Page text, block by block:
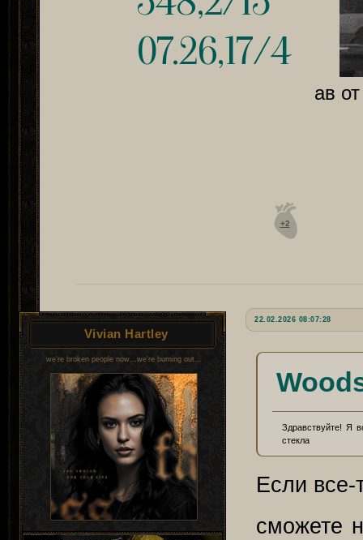
07.26,17/4
ав
+2
22.02.2026 08:07:28
Vivian Hartley
we're broken people now...we're burning out...
Здравствуйте! Я
стекла
Если все-
сможете